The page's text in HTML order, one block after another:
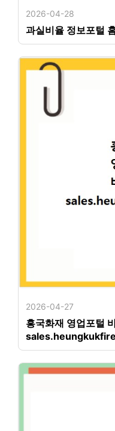
2026-04-28
과실비율 정보포털
2026-04-27
흥국화재 영업포털